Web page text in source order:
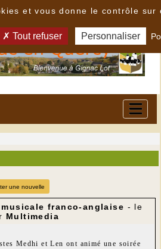
une nouvelle
franco-anglaise - le
Multimedia
Medhi et Len ont animé une soirée
et vous donne le contrôle sur
Tout refuser Personnaliser